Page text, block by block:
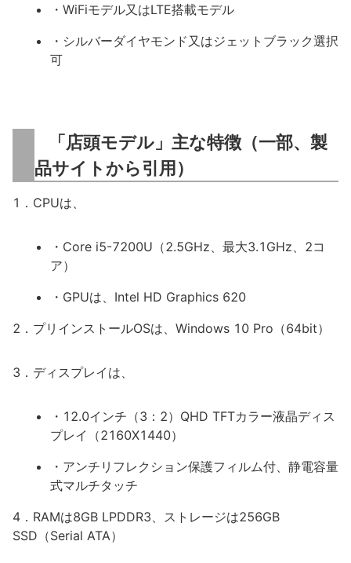
・WiFiモデル又はLTE搭載モデル
・シルバーダイヤモンド又はジェットブラック選択
可
「店頭モデル」主な特徴（一部、製
品サイトから引用）
1．CPUは、
・Core i5-7200U（2.5GHz、最大3.1GHz、2コ
ア）
・GPUは、Intel HD Graphics 620
2．プリインストールOSは、Windows 10 Pro（64bit）
3．ディスプレイは、
・12.0インチ（3：2）QHD TFTカラー液晶ディス
プレイ（2160X1440）
・アンチリフレクション保護フィルム付、静電容量
式マルチタッチ
4．RAMは8GB LPDDR3、ストレージは256GB
SSD（Serial ATA）